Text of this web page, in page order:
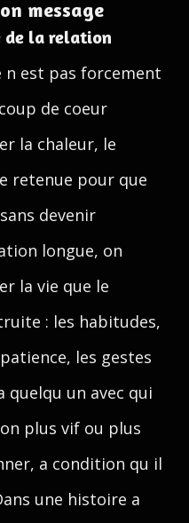
message
de la relation
n est pas forcement
de coeur
la chaleur, le
retenue pour que
devenir
longue, on
la vie que le
: les habitudes,
les gestes
quelqu un avec qui
plus vif ou plus
a condition qu il
une histoire a